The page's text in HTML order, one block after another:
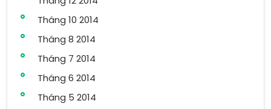
Tháng 10 2014
Tháng 8 2014
Tháng 7 2014
Tháng 6 2014
Tháng 5 2014